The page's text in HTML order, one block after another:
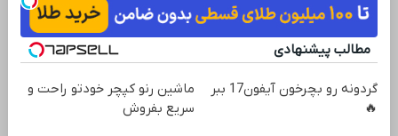
مطالب پیشنهادی
گردونه رو بچرخون آیفون17 ببر
🔥
ماشین رنو کپچر خودتو راحت و
سریع بفروش